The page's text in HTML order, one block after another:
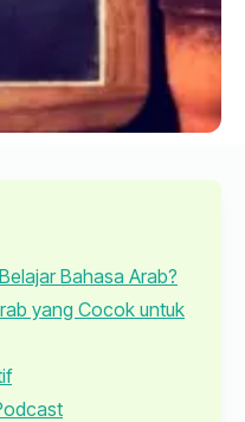
Bahasa Arab?
yang Cocok untuk